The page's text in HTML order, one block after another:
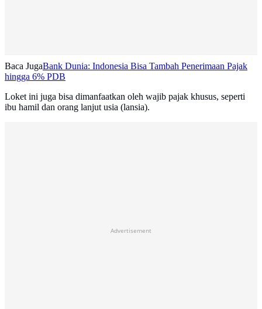
Baca JugaBank Dunia: Indonesia Bisa Tambah Penerimaan Pajak
hingga 6% PDB
Loket ini juga bisa dimanfaatkan oleh wajib pajak khusus, seperti
ibu hamil dan orang lanjut usia (lansia).
Advertisement